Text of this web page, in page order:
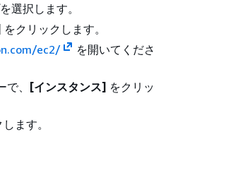
選択します。
をクリックします。
ec2/
を開いてくださ
で、 [インスタンス] をクリッ
ます。